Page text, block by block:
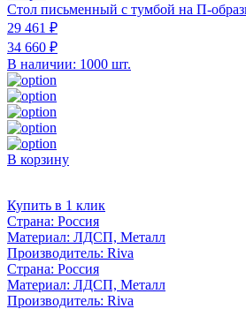
Стол письменный с тумбой на П-
29 461 ₽
34 660 ₽
В наличии: 1000 шт.
В корзину
Купить в 1 клик
Страна: Россия
Материал: ЛДСП, Металл
Производитель: Riva
Страна: Россия
Материал: ЛДСП, Металл
Производитель: Riva